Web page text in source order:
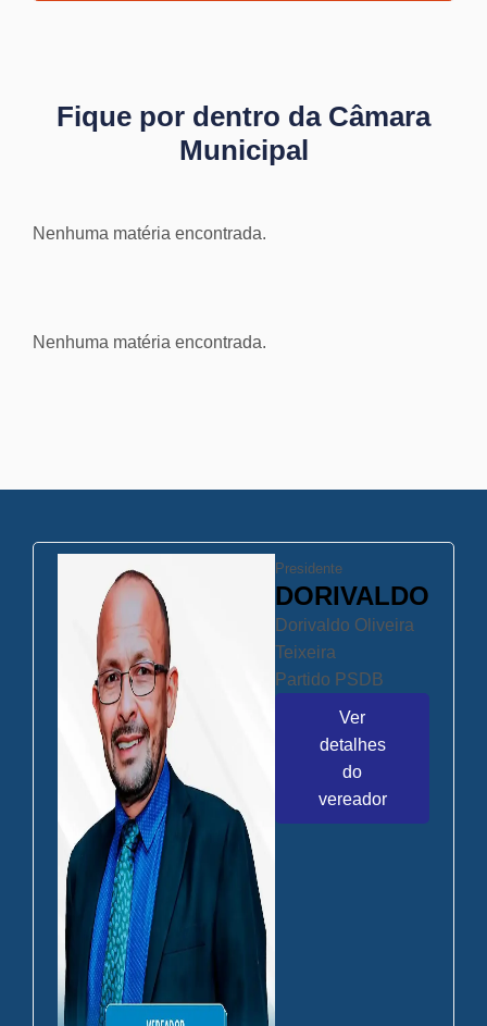
Fique por dentro da Câmara
Municipal
Nenhuma matéria encontrada.
Nenhuma matéria encontrada.
Presidente
DORIVALDO
Dorivaldo Oliveira
Teixeira
Partido PSDB
Ver
detalhes
do
vereador